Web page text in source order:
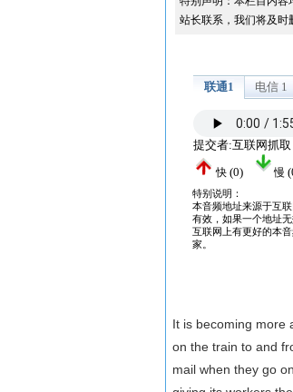
站长联系，我们将及时
It is becoming more
on the train to and
mail when they go